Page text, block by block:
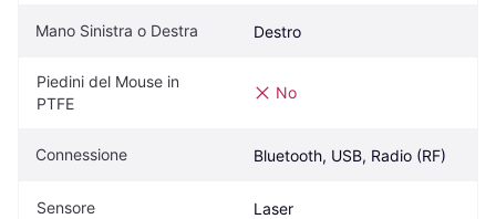
Mano Sinistra o Destra Destro
Piedini del Mouse in
PTFE
No
Connessione Bluetooth, USB, Radio (RF)
Sensore Laser